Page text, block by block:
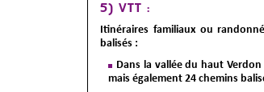
5) VTT :
Itinéraires familiaux ou
balisés :
Dans la vallée du haut
mais également 24 chemins